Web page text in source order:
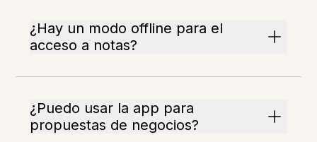
¿Hay un modo offline para el
acceso a notas?
¿Puedo usar la app para
propuestas de negocios?